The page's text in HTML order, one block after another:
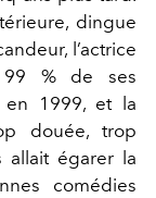
dingue
l’actrice
99 % de ses
en 1999, et la
douée, trop
allait égarer la
comédies